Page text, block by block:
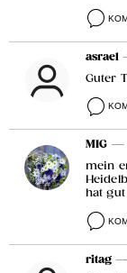
asrael
Guter
MIG —
mein
hat gut
ritag —